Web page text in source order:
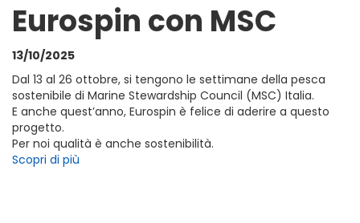
Eurospin con MSC
13/10/2025
Dal 13 al 26 ottobre, si tengono le settimane della pesca
sostenibile di Marine Stewardship Council (MSC) Italia.
E anche quest’anno, Eurospin è felice di aderire a questo
progetto.
Per noi qualità è anche sostenibilità.
Scopri di più